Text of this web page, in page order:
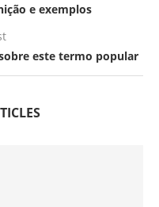
e exemplos
este termo popular